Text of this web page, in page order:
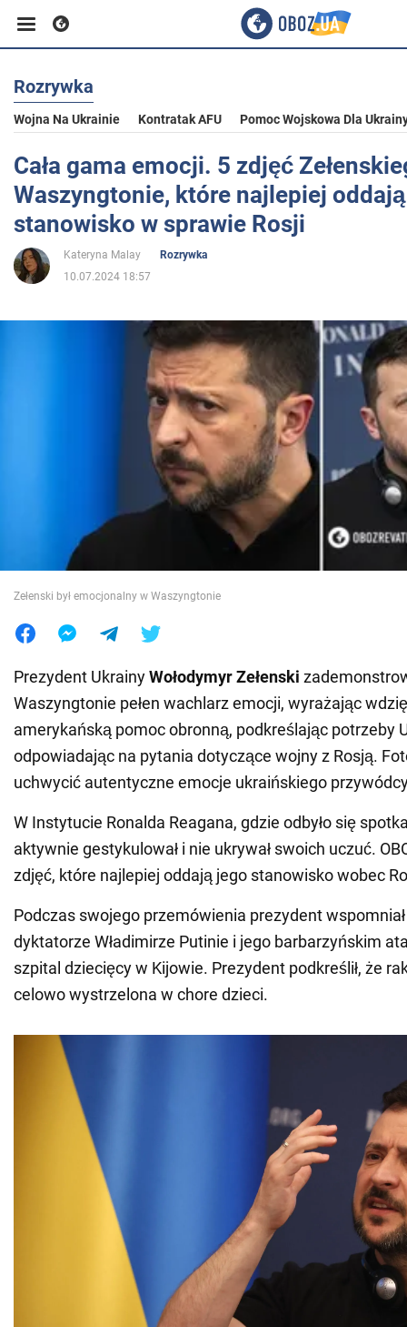
Biznes
Sport
Rozrywka
Życie
Jedzenie
Rozrywka
Wojna Na Ukrainie Kontratak AFU Pomoc Wojskowa Dla
Cała gama emocji. 5 zdjęć
Waszyngtonie, które najlepiej
stanowisko w sprawie Rosji
Kateryna Malay
Rozrywka
10.07.2024 18:57
Zełenski był emocjonalny w Waszyngtonie
Prezydent UkrainyWołodymyr Zełenski
Waszyngtonie pełen wachlarz emocji, wyrażając
amerykańską pomoc obronną, podkreślając potrzeby
odpowiadając na pytania dotyczące wojny z Rosją.
uchwycić autentyczne emocje ukraińskiego
W Instytucie Ronalda Reagana, gdzie odbyło się
aktywnie gestykulował i nie ukrywał swoich uczuć.
zdjęć, które najlepiej oddają jego stanowisko wobec
Podczas swojego przemówienia prezydent
dyktatorze Władimirze Putinie i jego barbarzyńskim
szpital dziecięcy w Kijowie. Prezydent podkreślił, że
celowo wystrzelona w chore dzieci.